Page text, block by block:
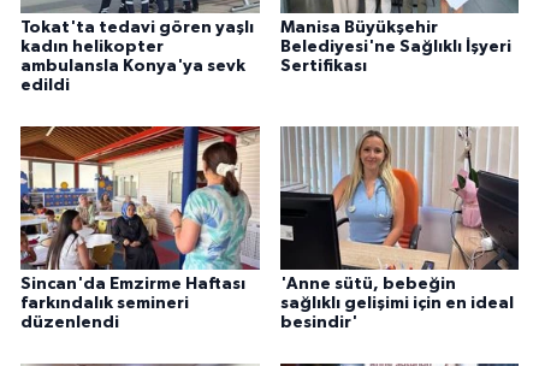
Tokat'ta tedavi gören yaşlı
kadın helikopter
ambulansla Konya'ya sevk
edildi
Manisa Büyükşehir
Belediyesi'ne Sağlıklı İşyeri
Sertifikası
Sincan'da Emzirme Haftası
farkındalık semineri
düzenlendi
'Anne sütü, bebeğin
sağlıklı gelişimi için en ideal
besindir'